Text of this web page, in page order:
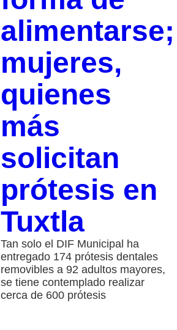
alimentarse;
mujeres,
quienes
más
solicitan
prótesis en
Tuxtla
Tan solo el DIF Municipal ha
entregado 174 prótesis dentales
removibles a 92 adultos mayores,
se tiene contemplado realizar
cerca de 600 prótesis